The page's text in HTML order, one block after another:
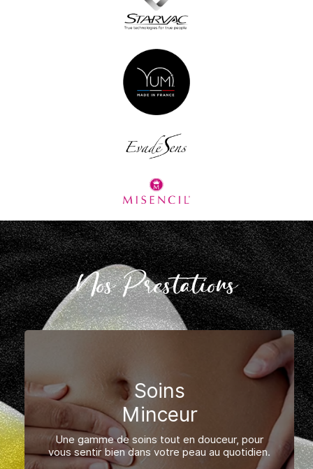
Nos Prestations
Soins
Minceur
Une gamme de soins tout en douceur, pour
vous sentir bien dans votre peau au quotidien.